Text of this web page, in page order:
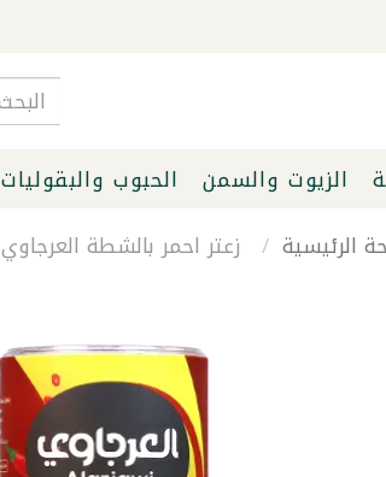
الزيوت والسمن الحبوب والبقوليات
الرئيسية
زعتر احمر بالشطة العرجاوي 450غ